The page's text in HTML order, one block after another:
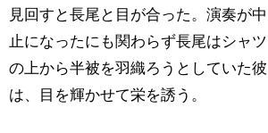
見回すと長尾と目が合った。演奏が中
止になったにも関わらず長尾はシャツ
の上から半被を羽織ろうとしていた彼
は、目を輝かせて栄を誘う。